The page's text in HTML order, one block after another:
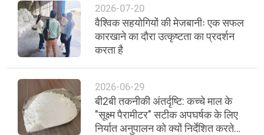
2026-07-20
वैश्विक सहयोगियों की मेजबानीः एक सफल
कारखाने का दौरा उत्कृष्टता का प्रदर्शन
करता है
2026-06-29
बी2बी तकनीकी अंतर्दृष्टि: कच्चे माल के
"सूक्ष्म पैरामीटर" सटीक अपघर्षक के लिए
निर्यात अनुपालन को क्यों निर्देशित करते